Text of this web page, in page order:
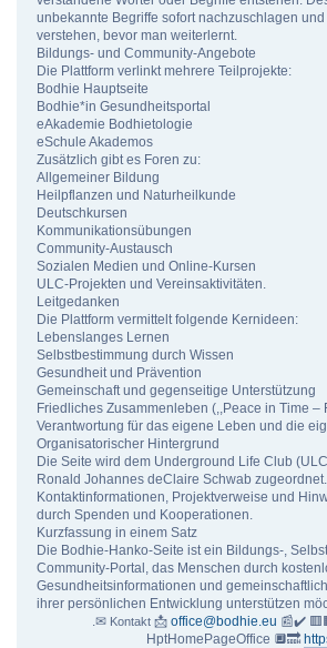
unbekannte Begriffe sofort nachzuschlagen
verstehen, bevor man weiterlernt.
Bildungs- und Community-Angebote
Die Plattform verlinkt mehrere Teilprojekte:
Bodhie Hauptseite
Bodhie*in Gesundheitsportal
eAkademie Bodhietologie
eSchule Akademos
Zusätzlich gibt es Foren zu:
Allgemeiner Bildung
Heilpflanzen und Naturheilkunde
Deutschkursen
Kommunikationsübungen
Community-Austausch
Sozialen Medien und Online-Kursen
ULC-Projekten und Vereinsaktivitäten.
Leitgedanken
Die Plattform vermittelt folgende Kernideen:
Lebenslanges Lernen
Selbstbestimmung durch Wissen
Gesundheit und Prävention
Gemeinschaft und gegenseitige Unterstützung
Friedliches Zusammenleben (,,Peace in Time –
Verantwortung für das eigene Leben und die
Organisatorischer Hintergrund
Die Seite wird dem Underground Life Club
Ronald Johannes deClaire Schwab
Kontaktinformationen, Projektverweise und
durch Spenden und Kooperationen.
Kurzfassung in einem Satz
Die Bodhie-Hanko-Seite ist ein Bildungs-,
Community-Portal, das Menschen durch
Gesundheitsinformationen und
ihrer persönlichen Entwicklung unterstützen
.✉ Kontakt 📩 office@bodhie.eu 📰✔️
HptHomePageOffice 🔲🔜